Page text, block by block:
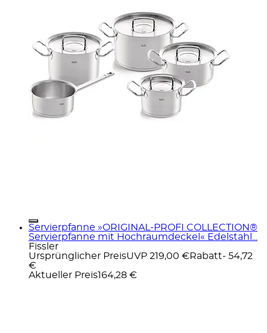
Servierpfanne »ORIGINAL-PROFI COLLECTION®
Servierpfanne mit Hochraumdeckel« Edelstahl...
Fissler
Ursprünglicher PreisUVP 219,00 € Rabatt- 54,72
€
Aktueller Preis164,28 €